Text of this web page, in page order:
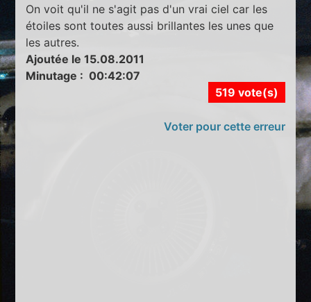
On voit qu'il ne s'agit pas d'un vrai ciel car les
étoiles sont toutes aussi brillantes les unes que
les autres.
Ajoutée le 15.08.2011
Minutage : 00:42:07
519 vote(s)
Voter pour cette erreur